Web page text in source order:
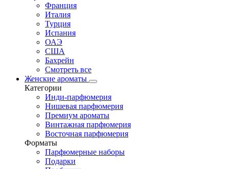
Франция
Италия
Турция
Испания
ОАЭ
США
Бахрейн
Смотреть все
Женские ароматы
Категории
Инди-парфюмерия
Нишевая парфюмерия
Премиум ароматы
Винтажная парфюмерия
Восточная парфюмерия
Форматы
Парфюмерные наборы
Подарки